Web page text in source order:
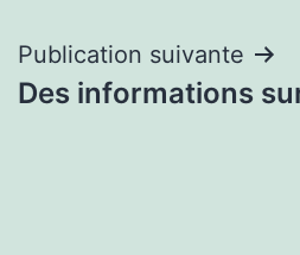
l’article
Publication suivante
Des informations